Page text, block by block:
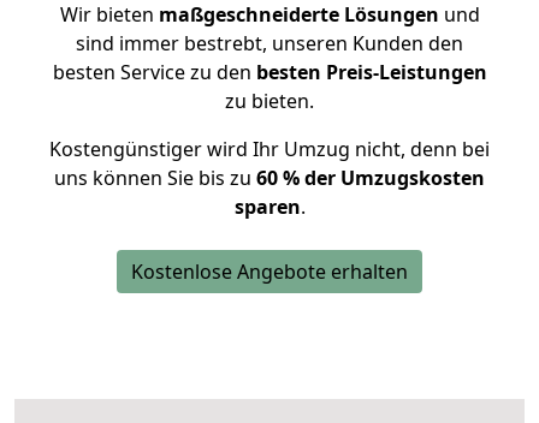
Wir bieten maßgeschneiderte Lösungen und
sind immer bestrebt, unseren Kunden den
besten Service zu den besten Preis-Leistungen
zu bieten.
Kostengünstiger wird Ihr Umzug nicht, denn bei
uns können Sie bis zu 60 % der Umzugskosten
sparen.
Kostenlose Angebote erhalten